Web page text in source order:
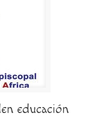
educación